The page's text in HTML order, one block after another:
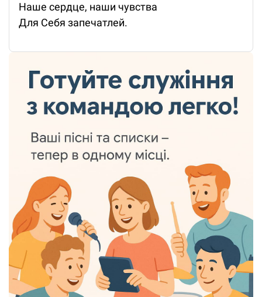
Наше сердце, наши чувства
Для Себя запечатлей.